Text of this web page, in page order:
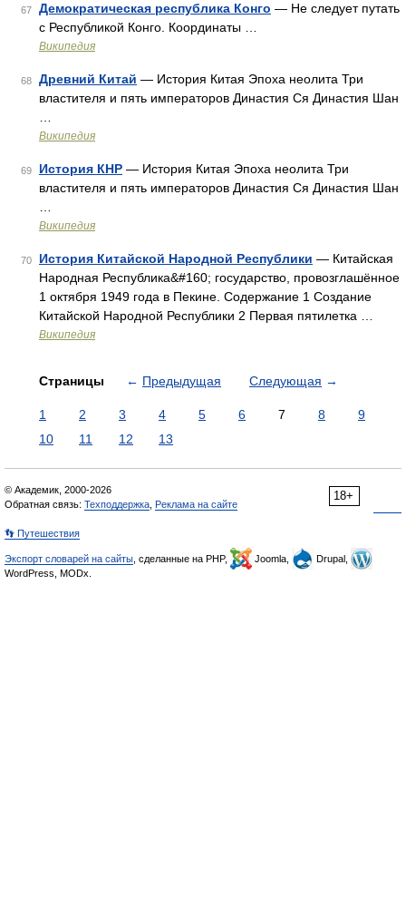
67 Демократическая республика Конго — Не следует путать
с Республикой Конго. Координаты …
Википедия
68 Древний Китай — История Китая Эпоха неолита Три
властителя и пять императоров Династия Ся Династия Шан
Википедия
69 История КНР — История Китая Эпоха неолита Три
властителя и пять императоров Династия Ся Династия Шан
Википедия
70 История Китайской Народной Республики — Китайская
Народная Республика&#160; государство, провозглашённое
1 октября 1949 года в Пекине. Содержание 1 Создание
Китайской Народной Республики 2 Первая пятилетка …
Википедия
Страницы ← Предыдущая Следующая →
1 2 3 4 5 6 7 8
9
10
11 12 13
18+
© Академик, 2000-2026
Обратная связь: Техподдержка Реклама на сайте
👣 Путешествия
Экспорт словарей на сайты , сделанные на PHP, Joomla,
Drupal,
WordPress, MODx.